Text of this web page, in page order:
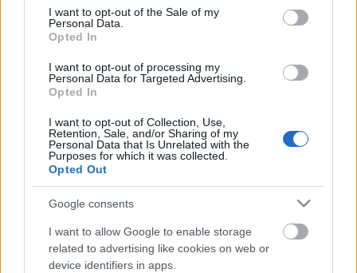
consent section.
I want to opt-out of the Sale of my
Personal Data.
Opted In
I want to opt-out of processing my
Personal Data for Targeted Advertising.
Opted In
I want to opt-out of Collection, Use,
Retention, Sale, and/or Sharing of my
Personal Data that Is Unrelated with the
Purposes for which it was collected.
Opted Out
Google consents
I want to allow Google to enable storage
related to advertising like cookies on web or
device identifiers in apps.
előszeretettel tér el a hagyományos marketingtől; a
tévében például egyáltalán nem hirdetnek, mert
szerintük az nem hiteles médium a fiatal
célközönségük számára. Ebből a kvázi felvilágosító
reklámból pedig jópofa mobiljáték is készült, amely
Apple-eszközökön
A ChipotleThe Scarecrowcímű reklámfilmje: